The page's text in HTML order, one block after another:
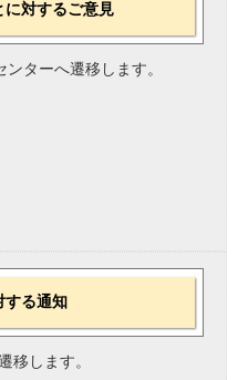
に対するご意見
ターへ遷移します。
する通知
移します。